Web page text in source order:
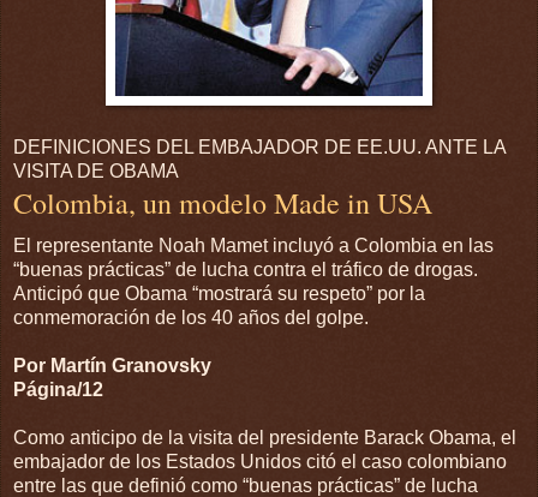
DEFINICIONES DEL EMBAJADOR DE EE.UU. ANTE LA
VISITA DE OBAMA
Colombia, un modelo Made in USA
El representante Noah Mamet incluyó a Colombia en las
“buenas prácticas” de lucha contra el tráfico de drogas.
Anticipó que Obama “mostrará su respeto” por la
conmemoración de los 40 años del golpe.
Por Martín Granovsky
Página/12
Como anticipo de la visita del presidente Barack Obama, el
embajador de los Estados Unidos citó el caso colombiano
entre las que definió como “buenas prácticas” de lucha